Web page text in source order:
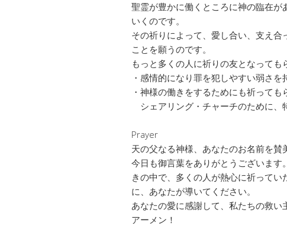
聖霊が豊かに働くところに神の臨在
いくのです。
その祈りによって、愛し合い、支え合
ことを願うのです。
もっと多くの人に祈りの友となっても
・感情的になり罪を犯しやすい弱さ
・神様の働きをするためにも祈っても
シェアリング・チャーチのために、
Prayer
天の父なる神様、あなたのお名前を賛
今日も御言葉をありがとうございま
きの中で、多くの人が熱心に祈って
に、あなたが導いてください。
あなたの愛に感謝して、私たちの救い
アーメン！